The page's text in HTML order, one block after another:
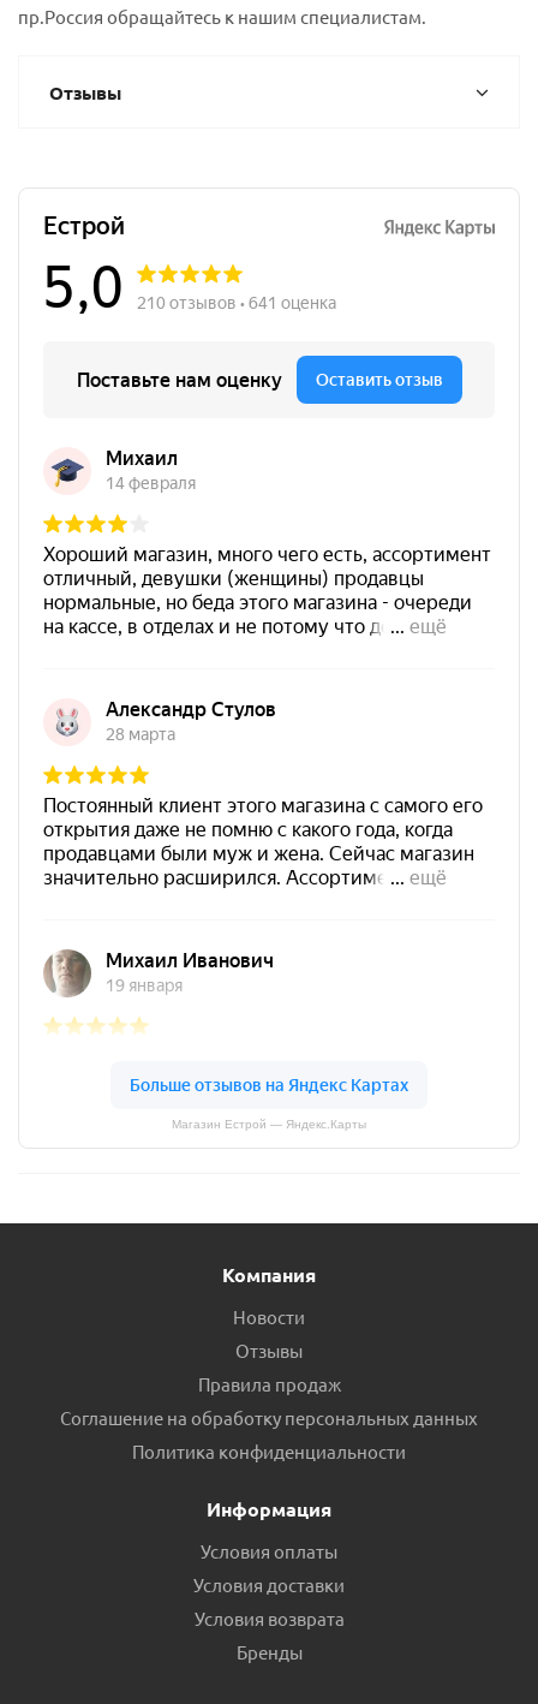
пр.Россия обращайтесь к нашим специалистам.
Отзывы
Магазин Естрой — Яндекс.Карты
Компания
Новости
Отзывы
Правила продаж
Соглашение на обработку персональных данных
Политика конфиденциальности
Информация
Условия оплаты
Условия доставки
Условия возврата
Бренды